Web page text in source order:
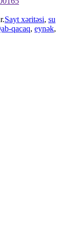
Sayt xəritəsi, su
qacaq, eynək,